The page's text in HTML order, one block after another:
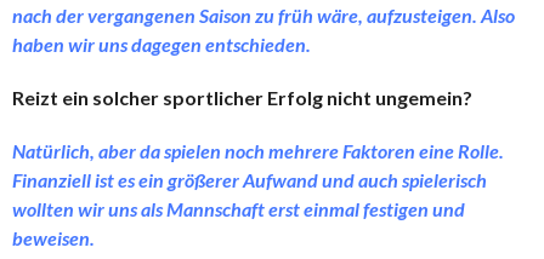
nach der vergangenen Saison zu früh wäre, aufzusteigen. Also
haben wir uns dagegen entschieden.
Reizt ein solcher sportlicher Erfolg nicht ungemein?
Natürlich, aber da spielen noch mehrere Faktoren eine Rolle.
Finanziell ist es ein größerer Aufwand und auch spielerisch
wollten wir uns als Mannschaft erst einmal festigen und
beweisen.